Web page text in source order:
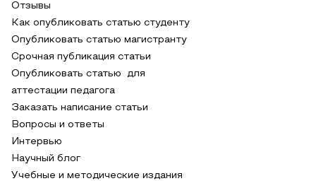
Отзывы
Как опубликовать статью студенту
Опубликовать статью магистранту
Срочная публикация статьи
Опубликовать статью для
аттестации педагога
Заказать написание статьи
Вопросы и ответы
Интервью
Научный блог
Учебные и методические издания